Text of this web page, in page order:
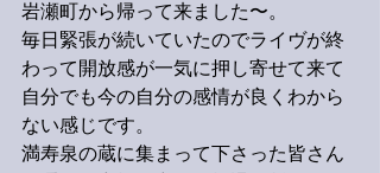
岩瀬町から帰って来ました〜。
毎日緊張が続いていたのでライヴが終
わって開放感が一気に押し寄せて来て
自分でも今の自分の感情が良くわから
ない感じです。
満寿泉の蔵に集まって下さった皆さん